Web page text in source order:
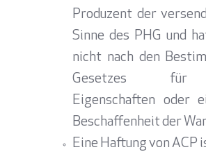
Produzent der
Sinne des PHG und
nicht nach den
Gesetzes für
Eigenschaften oder
Beschaffenheit der
Eine Haftung von ACP